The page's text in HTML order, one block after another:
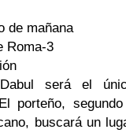
de mañana
Roma-3
Dabul será el
porteño,
buscará un